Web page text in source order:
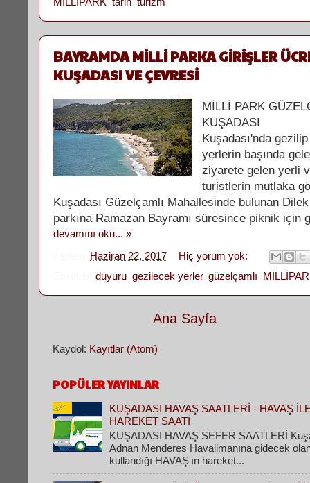
BAYRAMDA MİLLİ PARKA GİRİŞLER
KUŞADASI VE ÇEVRESİ
MİLLİ PARK
KUŞADASI
Kuşadası'nda
yerlerin başında
ziyarete gelen yerli
turistlerin mutlaka
Kuşadası Güzelçamlı Mahallesinde bulunan
parkına Ramazan Bayramı süresince piknik için
devamını oku... »
Haziran 22, 2017
Hiç yorum yok:
duyuru gezilecek yerler, güzelçamlı
Ana Sayfa
Kaydol: Kayıtlar (Atom)
POPÜLER YAYINLAR
KUŞADASI HAVAŞ SAATLERİ - HAVAŞ
HAREKET SAATİ
KUŞADASI HAVAŞ SEFER SAATLERİ
Adnan Menderes Havalimanına gidecek
kullandığı HAVAŞ'ın hareket...